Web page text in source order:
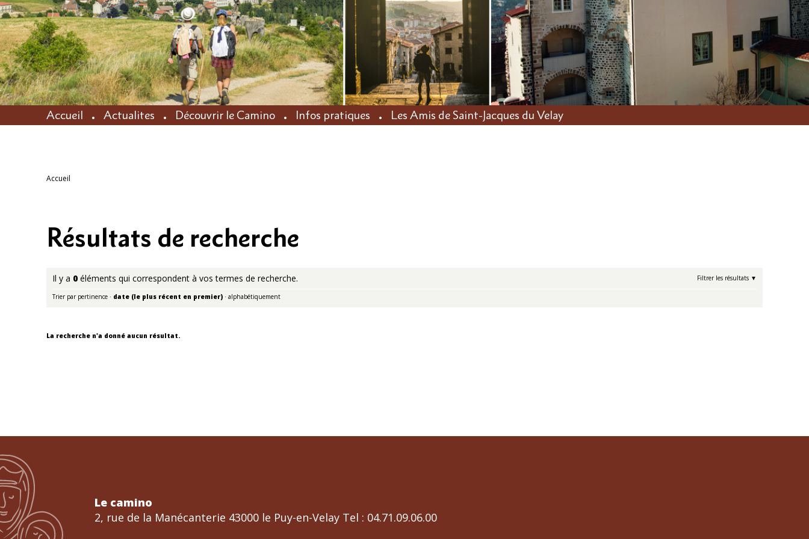
Accueil Actualites Découvrir le Camino Infos pratiques Les Amis de Saint-Jacques du Velay
Accueil
Résultats de recherche
Il y a 0 éléments qui correspondent à vos termes de recherche. Filtrer les résultats
Trier par pertinence · date (le plus récent en premier) · alphabétiquement
La recherche n'a donné aucun résultat.
Le camino
2, rue de la Manécanterie 43000 le Puy-en-Velay Tel : 04.71.09.06.00